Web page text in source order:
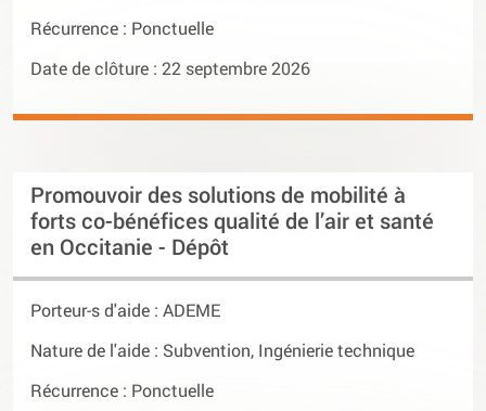
Récurrence : Ponctuelle
Date de clôture : 22 septembre 2026
Promouvoir des solutions de mobilité à
forts co-bénéfices qualité de l’air et santé
en Occitanie - Dépôt
Porteur-s d'aide : ADEME
Nature de l'aide : Subvention, Ingénierie technique
Récurrence : Ponctuelle